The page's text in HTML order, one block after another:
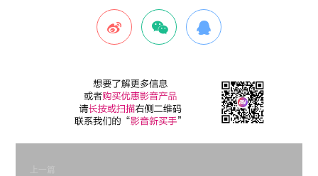
上一篇